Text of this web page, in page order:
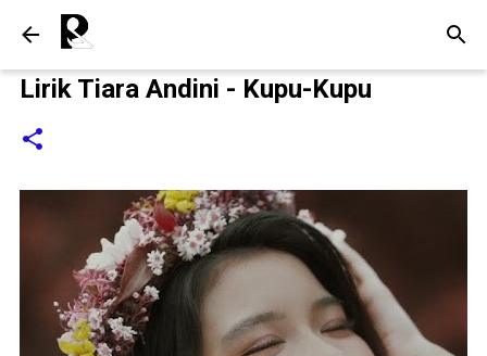
Lirik Tiara Andini - Kupu-Kupu